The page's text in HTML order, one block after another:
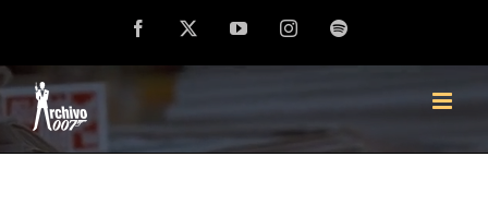
contenido
Facebook YouTubeInstagramSpotify